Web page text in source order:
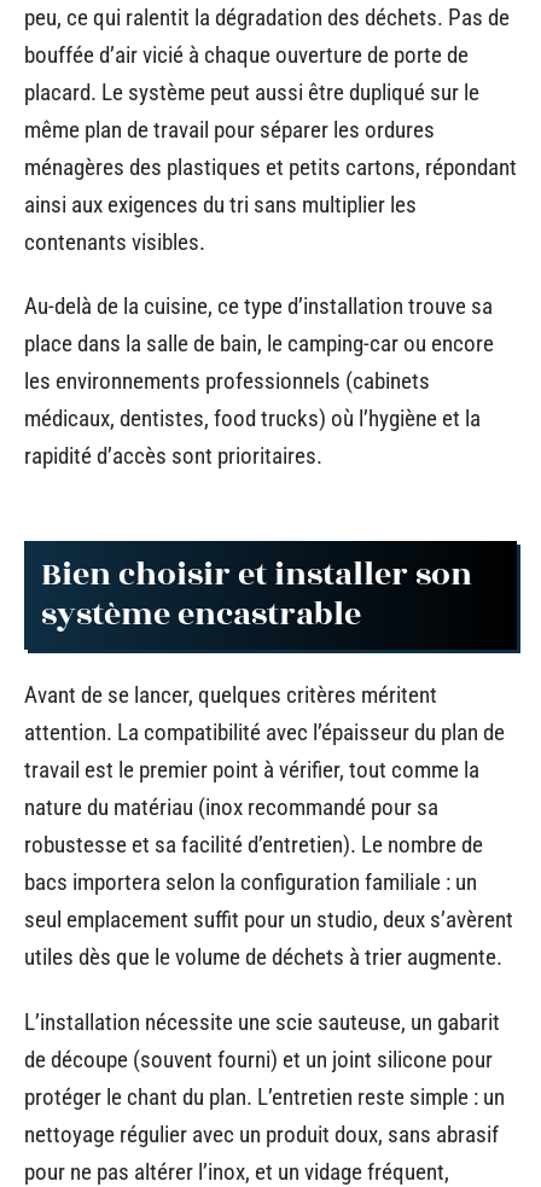
peu, ce qui ralentit la dégradation des déchets. Pas de
bouffée d’air vicié à chaque ouverture de porte de
placard. Le système peut aussi être dupliqué sur le
même plan de travail pour séparer les ordures
ménagères des plastiques et petits cartons, répondant
ainsi aux exigences du tri sans multiplier les
contenants visibles.
Au-delà de la cuisine, ce type d’installation trouve sa
place dans la salle de bain, le camping-car ou encore
les environnements professionnels (cabinets
médicaux, dentistes, food trucks) où l’hygiène et la
rapidité d’accès sont prioritaires.
Bien choisir et installer son
système encastrable
Avant de se lancer, quelques critères méritent
attention. La compatibilité avec l’épaisseur du plan de
travail est le premier point à vérifier, tout comme la
nature du matériau (inox recommandé pour sa
robustesse et sa facilité d’entretien). Le nombre de
bacs importera selon la configuration familiale : un
seul emplacement suffit pour un studio, deux s’avèrent
utiles dès que le volume de déchets à trier augmente.
L’installation nécessite une scie sauteuse, un gabarit
de découpe (souvent fourni) et un joint silicone pour
protéger le chant du plan. L’entretien reste simple : un
nettoyage régulier avec un produit doux, sans abrasif
pour ne pas altérer l’inox, et un vidage fréquent,